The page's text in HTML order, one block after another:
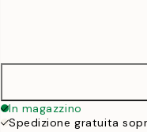
In magazzino
Spedizione gratuita